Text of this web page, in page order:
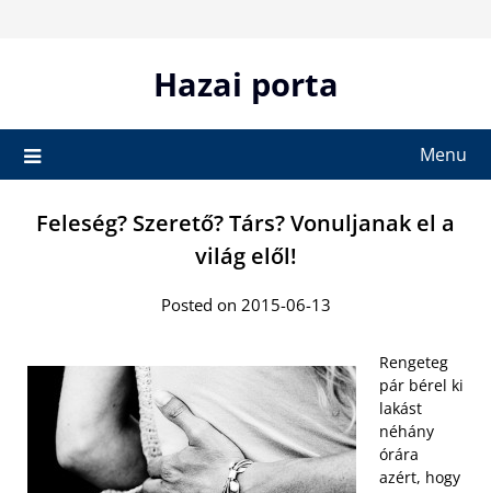
Hazai porta
Menu
Feleség? Szerető? Társ? Vonuljanak el a
világ elől!
Posted on 2015-06-13
Rengeteg
pár bérel ki
lakást
néhány
órára
azért, hogy